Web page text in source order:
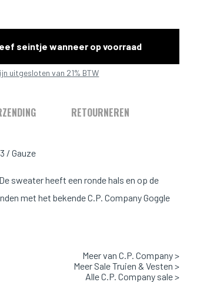
seintje wanneer op voorraad
uitgesloten van 21% BTW
RETOURNEREN
/ Gauze
sweater heeft een ronde hals en op de
met het bekende C.P. Company Goggle
Meer van C.P. Company >
Meer Sale Truien & Vesten >
Alle C.P. Company sale >